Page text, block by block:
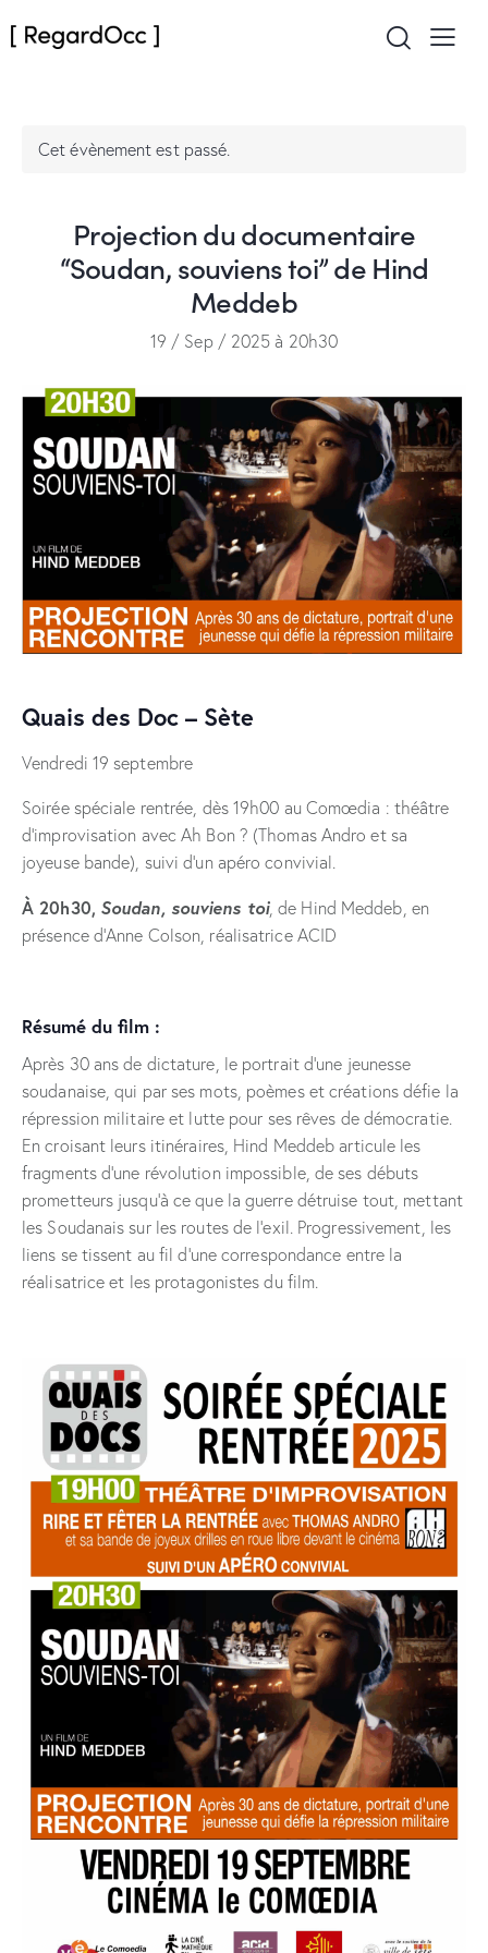
Cet évènement est passé.
Projection du documentaire
“Soudan, souviens toi” de Hind
Meddeb
19 / Sep / 2025 à 20h30
Quais des Doc – Sète
Vendredi 19 septembre
Soirée spéciale rentrée, dès 19h00 au Comœdia : théâtre
d’improvisation avec Ah Bon ? (Thomas Andro et sa
joyeuse bande), suivi d’un apéro convivial.
À 20h30, Soudan, souviens toi, de Hind Meddeb, en
présence d’Anne Colson, réalisatrice ACID
Résumé du film :
Après 30 ans de dictature, le portrait d’une jeunesse
soudanaise, qui par ses mots, poèmes et créations défie la
répression militaire et lutte pour ses rêves de démocratie.
En croisant leurs itinéraires, Hind Meddeb articule les
fragments d’une révolution impossible, de ses débuts
prometteurs jusqu’à ce que la guerre détruise tout, mettant
les Soudanais sur les routes de l’exil. Progressivement, les
liens se tissent au fil d’une correspondance entre la
réalisatrice et les protagonistes du film.